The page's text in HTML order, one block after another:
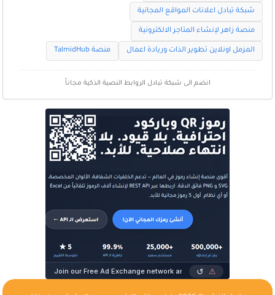
شبكة تبادل اعلانات المواقع المجانية
منصة زاهر لإنشاء المتاجر الالكترونية
المزمل اونلاين تطوير الذات وريادة اعمال منصة TalmidHub
انضم الى شبكة تبادل الروابط النصية الذكية مجاناً